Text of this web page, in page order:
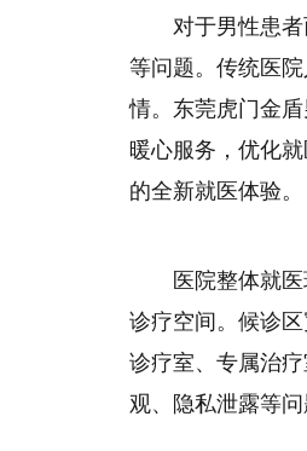
对于男性患
等问题。传统医
情。东莞虎门金
暖心服务，优化
的全新就医体验。
医院整体就
诊疗空间。候诊
诊疗室、专属治
观、隐私泄露等